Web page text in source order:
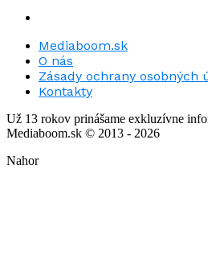
Mediaboom.sk
O nás
Zásady ochrany osobných
Kontakty
Už 13 rokov prinášame exkluzívne
Mediaboom.sk © 2013 - 2026
Nahor